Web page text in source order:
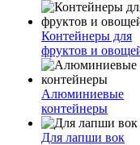
Контейнеры для
фруктов и
Алюминиевые
контейнеры
Для лапши вок